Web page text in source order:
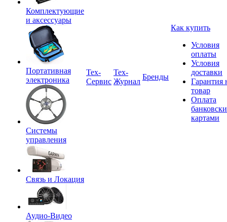
Комплектующие
и аксессуары
Портативная
электроника
Системы
управления
Связь и Локация
Аудио-Видео
Tex-
Сервис
Тех-
Журнал
Бренды
Как купить
Условия
оплаты
Условия
доставки
Гарантия
товар
Оплата
картами